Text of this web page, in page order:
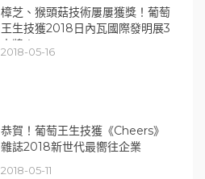
樟芝、猴頭菇技術屢屢獲獎！葡萄
王生技獲2018日內瓦國際發明展3
大獎！
2018-05-16
恭賀！葡萄王生技獲《Cheers》
雜誌2018新世代最嚮往企業
2018-05-11